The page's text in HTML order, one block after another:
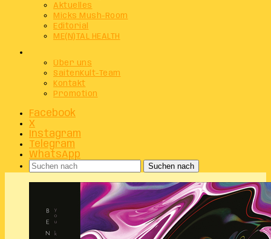
Aktuelles
Micks Mush-Room
Editorial
ME(N)TAL HEALTH
Über uns
SaitenKult-Team
Kontakt
Promotion
Facebook
X
Instagram
Telegram
WhatsApp
Suchen nach